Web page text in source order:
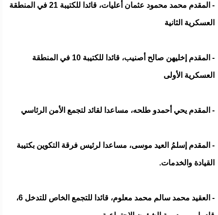
- المقدم محمد محمود عثمان أعليات، قائدا للكتيبة 21 في المنطقة
العسكرية الثانية
- المقدم إخليهن صالح أصنيب، قائدا للكتيبة 10 في المنطقة
العسكرية الأولى
- المقدم يحي أحمدو طلحه، مساعدا لقائد لتجمع الأمن الرئاسي
- المقدم إسلمُ العيد موسى، مساعدا لرئيس فرقة التكوين بكتيبة
القيادة والخدمات.
- العقيد محمد سالم محمد معلوم، قائدا للتجمع الخاص للتدخل 6،